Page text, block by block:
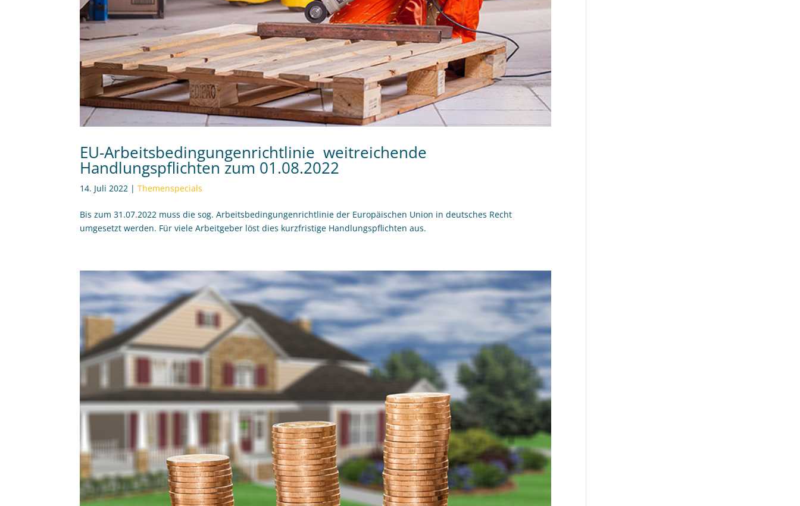
EU-Arbeitsbedingungenrichtlinie  weitreichende
Handlungspflichten zum 01.08.2022
14. Juli 2022 |Themenspecials
Bis zum 31.07.2022 muss die sog. Arbeitsbedingungenrichtlinie der Europäischen Union in deutsches Recht
umgesetzt werden. Für viele Arbeitgeber löst dies kurzfristige Handlungspflichten aus.